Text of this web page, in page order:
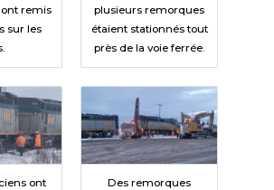
ont remis
sur les
plusieurs remorques
étaient stationnés tout
près de la voie ferrée.
ont
Des remorques